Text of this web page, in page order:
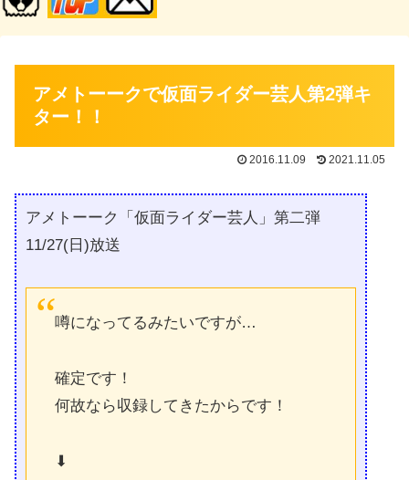
アメトーークで仮面ライダー芸人第2弾キ
ター！！
2016.11.09 2021.11.05
アメトーーク「仮面ライダー芸人」第二弾
11/27(日)放送
噂になってるみたいですが…
確定です！
何故なら収録してきたからです！
⬇︎